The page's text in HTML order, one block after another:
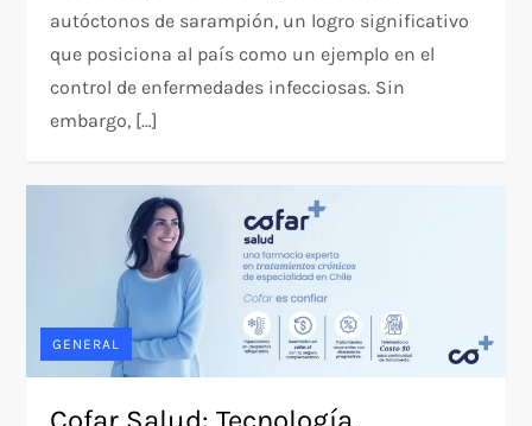
autóctonos de sarampión, un logro significativo
que posiciona al país como un ejemplo en el
control de enfermedades infecciosas. Sin
embargo, […]
GENERAL